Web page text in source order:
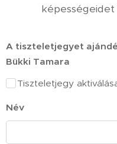
képességeidet
A tiszteletjegyet
Bükki Tamara
Tiszteletjegy
Név